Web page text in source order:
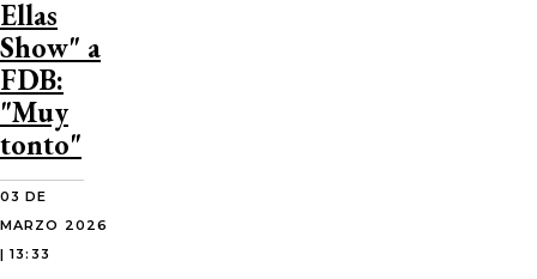
Ellas
Show" a
FDB:
"Muy
tonto"
03 DE
MARZO 2026
| 13:33